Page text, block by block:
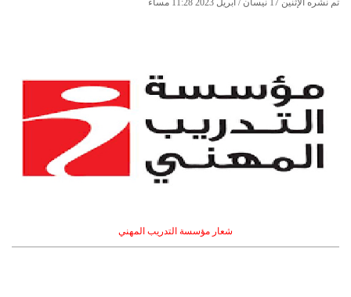
تم نشره الإثنين 17 نيسان / أبريل 2023 11:28 مساءً
شعار مؤسسة التدريب المهني